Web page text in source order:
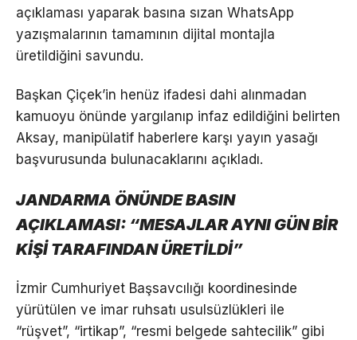
açıklaması yaparak basına sızan WhatsApp
yazışmalarının tamamının dijital montajla
üretildiğini savundu.
Başkan Çiçek’in henüz ifadesi dahi alınmadan
kamuoyu önünde yargılanıp infaz edildiğini belirten
Aksay, manipülatif haberlere karşı yayın yasağı
başvurusunda bulunacaklarını açıkladı.
JANDARMA ÖNÜNDE BASIN
AÇIKLAMASI: “MESAJLAR AYNI GÜN BİR
KİŞİ TARAFINDAN ÜRETİLDİ”
İzmir Cumhuriyet Başsavcılığı koordinesinde
yürütülen ve imar ruhsatı usulsüzlükleri ile
“rüşvet”, “irtikap”, “resmi belgede sahtecilik” gibi